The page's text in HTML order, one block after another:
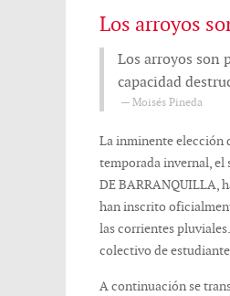
Los arroyos
Los arroyos son
capacidad
Moisés Pineda
La inminente elección
temporada invernal, el
DE BARRANQUILLA,
han inscrito
las corrientes
colectivo de
A continuación se